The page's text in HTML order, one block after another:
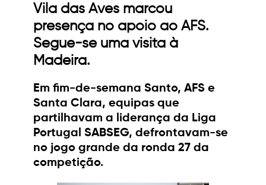
Vila das Aves marcou
presença no apoio ao AFS.
Segue-se uma visita à
Madeira.
Em fim-de-semana Santo, AFS e
Santa Clara, equipas que
partilhavam a liderança da Liga
Portugal SABSEG, defrontavam-se
no jogo grande da ronda 27 da
competição.